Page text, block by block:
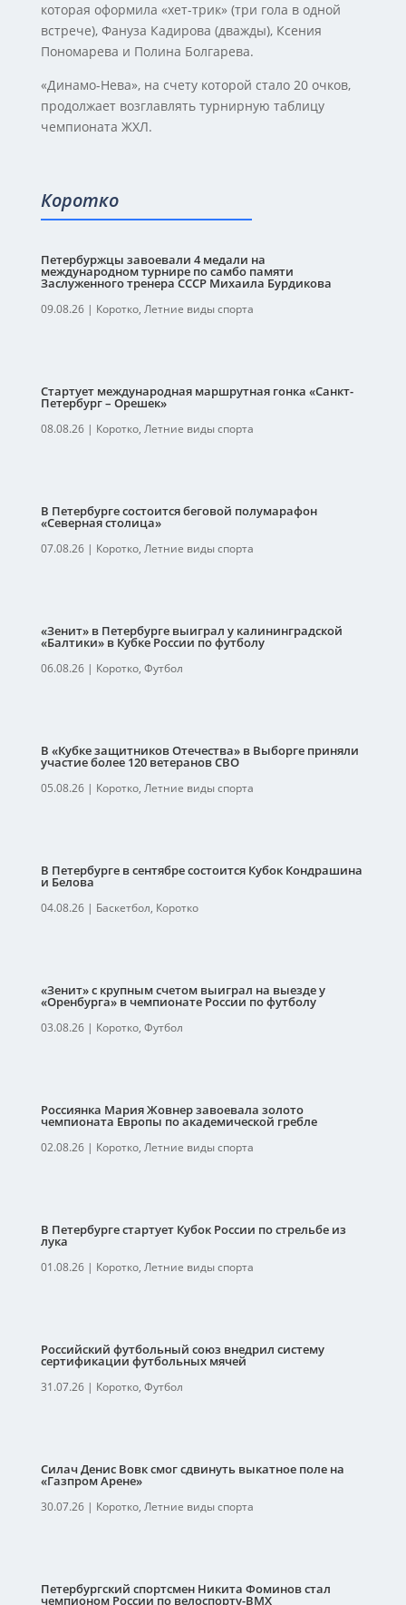
которая оформила «хет-трик» (три гола в одной
встрече), Фануза Кадирова (дважды), Ксения
Пономарева и Полина Болгарева.
«Динамо-Нева», на счету которой стало 20 очков,
продолжает возглавлять турнирную таблицу
чемпионата ЖХЛ.
Коротко
Петербуржцы завоевали 4 медали на
международном турнире по самбо памяти
Заслуженного тренера СССР Михаила Бурдикова
09.08.26| Коротко, Летние виды спорта
Стартует международная маршрутная гонка «Санкт-
Петербург – Орешек»
08.08.26| Коротко, Летние виды спорта
В Петербурге состоится беговой полумарафон
«Северная столица»
07.08.26| Коротко, Летние виды спорта
«Зенит» в Петербурге выиграл у калининградской
«Балтики» в Кубке России по футболу
06.08.26| Коротко, Футбол
В «Кубке защитников Отечества» в Выборге приняли
участие более 120 ветеранов СВО
05.08.26| Коротко, Летние виды спорта
В Петербурге в сентябре состоится Кубок Кондрашина
и Белова
04.08.26| Баскетбол, Коротко
«Зенит» с крупным счетом выиграл на выезде у
«Оренбурга» в чемпионате России по футболу
03.08.26| Коротко, Футбол
Россиянка Мария Жовнер завоевала золото
чемпионата Европы по академической гребле
02.08.26| Коротко, Летние виды спорта
В Петербурге стартует Кубок России по стрельбе из
лука
01.08.26| Коротко, Летние виды спорта
Российский футбольный союз внедрил систему
сертификации футбольных мячей
31.07.26| Коротко, Футбол
Силач Денис Вовк смог сдвинуть выкатное поле на
«Газпром Арене»
30.07.26| Коротко, Летние виды спорта
Петербургский спортсмен Никита Фоминов стал
чемпионом России по велоспорту-ВМХ